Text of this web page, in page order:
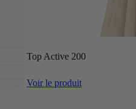
Top Active 200
Voir le produit